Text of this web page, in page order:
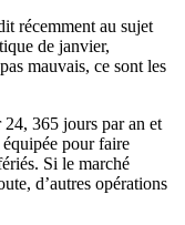
récemment au sujet
de janvier,
mauvais, ce sont les
24, 365 jours par an et
pour faire
Si le marché
d’autres opérations